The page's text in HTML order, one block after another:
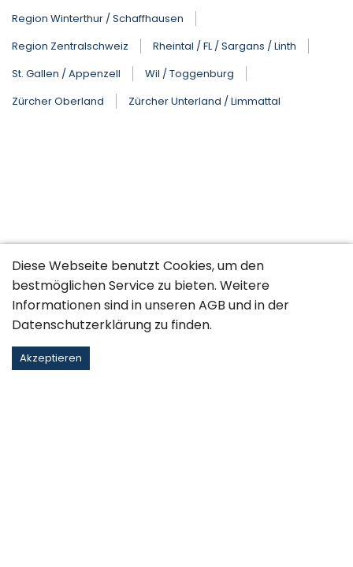
Region Winterthur / Schaffhausen
Region Zentralschweiz
Rheintal / FL / Sargans / Linth
St. Gallen / Appenzell
Wil / Toggenburg
Zürcher Oberland
Zürcher Unterland / Limmattal
Diese Webseite benutzt Cookies, um den
bestmöglichen Service zu bieten. Weitere
Informationen sind in unserenAGB und in der
Datenschutzerklärung zu finden.
Akzeptieren